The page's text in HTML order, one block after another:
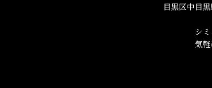
目黒区中目
シ
気